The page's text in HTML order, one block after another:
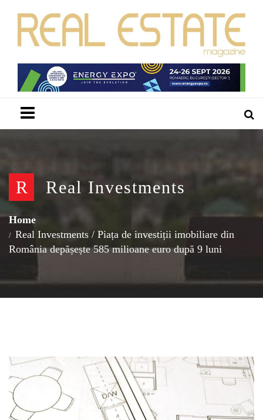
R Real Investments
Home
Real Investments / Piața de investiții imobiliare din
România depășește 585 milioane euro după 9 luni